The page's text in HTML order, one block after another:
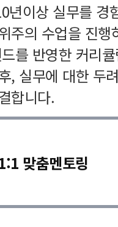
년이상 실무를 경
주의 수업을 진
를 반영한 커리
, 실무에 대한 두
합니다.
맞춤멘토링